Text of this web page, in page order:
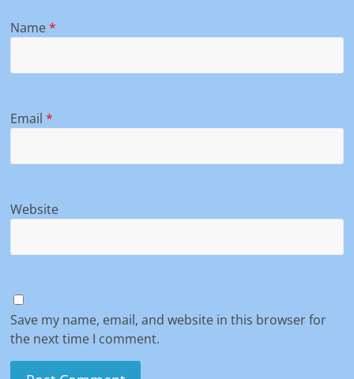
Name*
Email*
Website
Save my name, email, and website in this browser for
the next time I comment.